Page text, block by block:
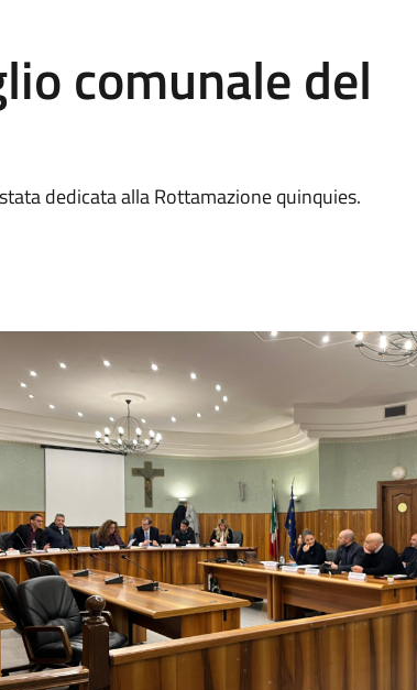
comunale del
dedicata alla Rottamazione quinquies.